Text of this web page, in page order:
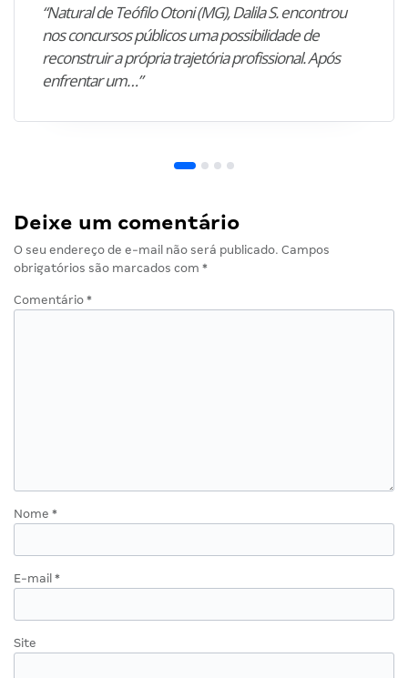
“Natural de Teófilo Otoni (MG), Dalila S. encontrou
nos concursos públicos uma possibilidade de
reconstruir a própria trajetória profissional. Após
enfrentar um…”
Deixe um comentário
O seu endereço de e-mail não será publicado. Campos
obrigatórios são marcados com *
Comentário *
Nome *
E-mail *
Site